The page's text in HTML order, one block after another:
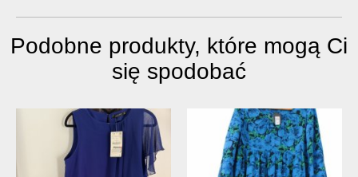
Podobne produkty, które mogą Ci
się spodobać